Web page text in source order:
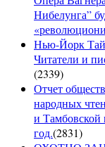
Нибелунга”
Нью-Йорк
Читатели и
(2339)
Отчет
народных
и Тамбовской
год.(2831)